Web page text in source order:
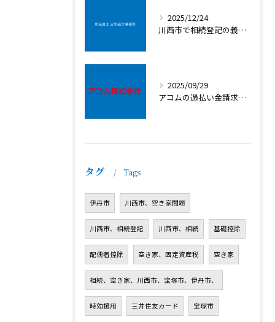
2025/12/24
川西市で相続登記の義務化と相続税のご相談
2025/09/29
アコムの過払い金請求｜川西市の司法書士三宅総合事務所にご相談を
タグ Tags
伊丹市 川西市、空き家問題
川西市、相続登記 川西市、相続 基礎控除
配偶者控除 空き家、固定資産税 空き家
相続、空き家、川西市、宝塚市、伊丹市、
時効援用 三井住友カード 宝塚市